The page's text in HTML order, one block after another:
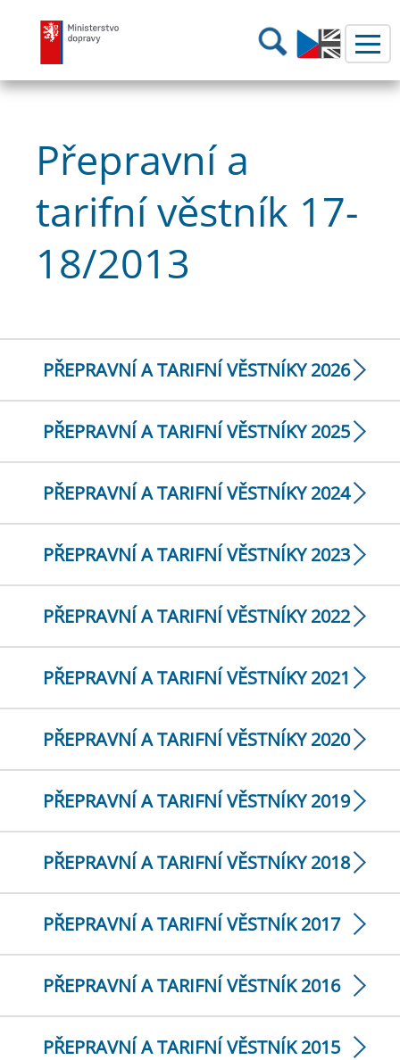
Ministerstvo dopravy Hledání
Přepravní a
tarifní věstník 17-
18/2013
PŘEPRAVNÍ A TARIFNÍ VĚSTNÍKY 2026
PŘEPRAVNÍ A TARIFNÍ VĚSTNÍKY 2025
PŘEPRAVNÍ A TARIFNÍ VĚSTNÍKY 2024
PŘEPRAVNÍ A TARIFNÍ VĚSTNÍKY 2023
PŘEPRAVNÍ A TARIFNÍ VĚSTNÍKY 2022
PŘEPRAVNÍ A TARIFNÍ VĚSTNÍKY 2021
PŘEPRAVNÍ A TARIFNÍ VĚSTNÍKY 2020
PŘEPRAVNÍ A TARIFNÍ VĚSTNÍKY 2019
PŘEPRAVNÍ A TARIFNÍ VĚSTNÍKY 2018
PŘEPRAVNÍ A TARIFNÍ VĚSTNÍK 2017
PŘEPRAVNÍ A TARIFNÍ VĚSTNÍK 2016
PŘEPRAVNÍ A TARIFNÍ VĚSTNÍK 2015